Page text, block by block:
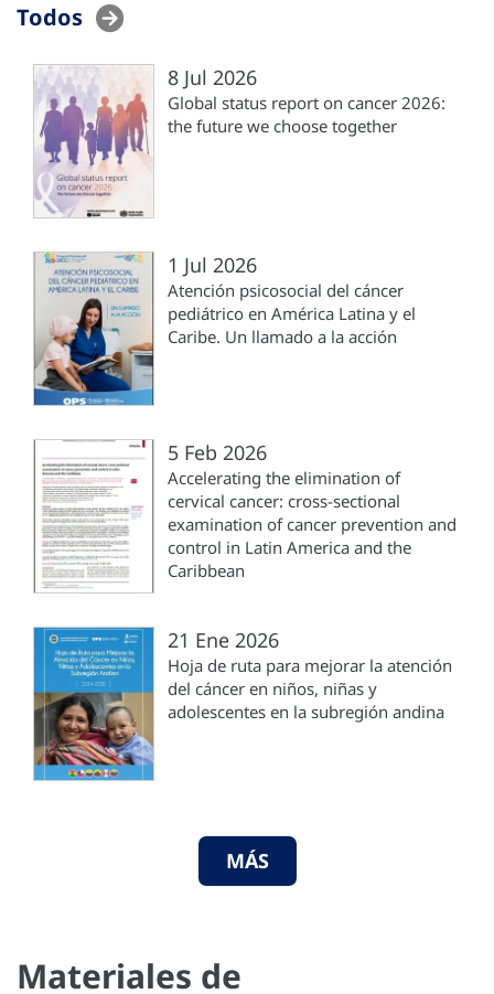
Todos
8 Jul 2026
Global status report on cancer 2026:
the future we choose together
1 Jul 2026
Atención psicosocial del cáncer
pediátrico en América Latina y el
Caribe. Un llamado a la acción
5 Feb 2026
Accelerating the elimination of
cervical cancer: cross-sectional
examination of cancer prevention and
control in Latin America and the
Caribbean
21 Ene 2026
Hoja de ruta para mejorar la atención
del cáncer en niños, niñas y
adolescentes en la subregión andina
MÁS
Materiales de